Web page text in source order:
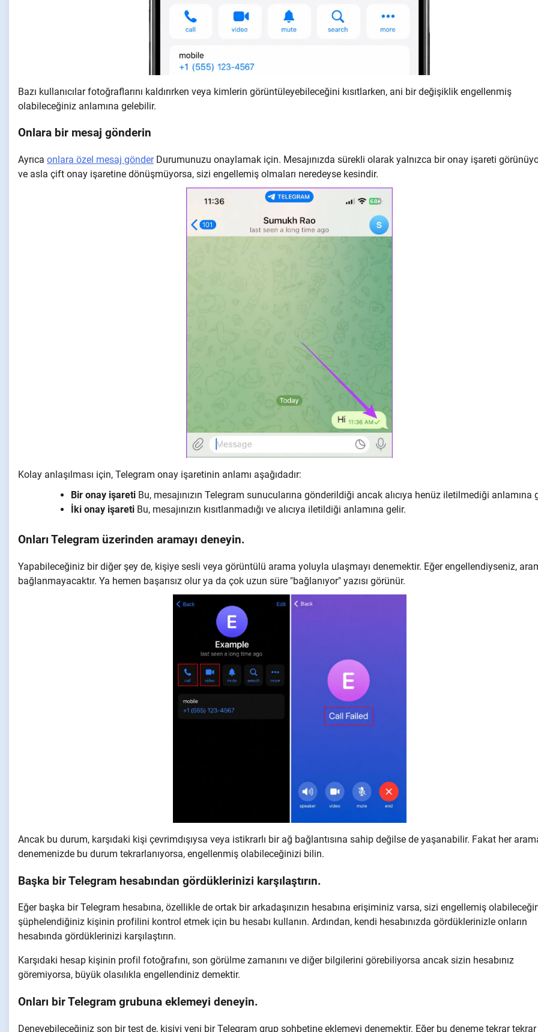
Bazı kullanıcılar fotoğraflarını kaldırırken veya kimlerin görüntüleyebileceğini kısıtlarken, ani bir değişiklik engellenmiş
olabileceğiniz anlamına gelebilir.
Onlara bir mesaj gönderin
Ayrıca onlara özel mesaj gönderDurumunuzu onaylamak için. Mesajınızda sürekli olarak yalnızca bir onay işareti
ve asla çift onay işaretine dönüşmüyorsa, sizi engellemiş olmaları neredeyse kesindir.
Kolay anlaşılması için, Telegram onay işaretinin anlamı aşağıdadır:
Bir onay işareti Bu, mesajınızın Telegram sunucularına gönderildiği ancak alıcıya henüz iletilmediği anlamına
İki onay işareti Bu, mesajınızın kısıtlanmadığı ve alıcıya iletildiği anlamına gelir.
Onları Telegram üzerinden aramayı deneyin.
Yapabileceğiniz bir diğer şey de, kişiye sesli veya görüntülü arama yoluyla ulaşmayı denemektir. Eğer engellendiyseniz,
bağlanmayacaktır. Ya hemen başarısız olur ya da çok uzun süre "bağlanıyor" yazısı görünür.
Ancak bu durum, karşıdaki kişi çevrimdışıysa veya istikrarlı bir ağ bağlantısına sahip değilse de yaşanabilir. Fakat her
denemenizde bu durum tekrarlanıyorsa, engellenmiş olabileceğinizi bilin.
Başka bir Telegram hesabından gördüklerinizi karşılaştırın.
Eğer başka bir Telegram hesabına, özellikle de ortak bir arkadaşınızın hesabına erişiminiz varsa, sizi engellemiş
şüphelendiğiniz kişinin profilini kontrol etmek için bu hesabı kullanın. Ardından, kendi hesabınızda gördüklerinizle onların
hesabında gördüklerinizi karşılaştırın.
Karşıdaki hesap kişinin profil fotoğrafını, son görülme zamanını ve diğer bilgilerini görebiliyorsa ancak sizin hesabınız
göremiyorsa, büyük olasılıkla engellendiniz demektir.
Onları bir Telegram grubuna eklemeyi deneyin.
Deneyebileceğiniz son bir test de, kişiyi yeni bir Telegram grup sohbetine eklemeyi denemektir. Eğer bu deneme tekrar tekrar